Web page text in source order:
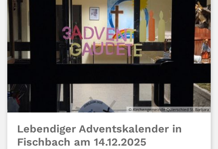
© Kirchengemeinde Quierschied St. Barbara
Lebendiger Adventskalender in
Fischbach am 14.12.2025